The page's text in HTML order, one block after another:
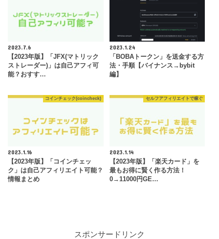
2023.7.6
【2023年版】「JFX(マトリック
ストレーダー)」は自己アフィ可
能？おすす…
2023.1.24
「BOBAトークン」を送金する方
法・手順【バイナンス→bybit
編】
コインチェック(coincheck)
2023.1.16
【2023年版】「コインチェッ
ク」は自己アフィリエイト可能？
情報まとめ
セルフアフィリエイトで稼ぐ
2023.1.14
【2023年版】「楽天カード」を
最もお得に賢く作る方法！
0→11000円GE…
スポンサードリンク